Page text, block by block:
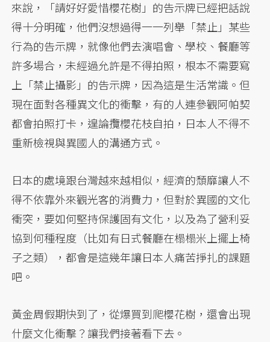
來說，「請好好愛惜櫻花樹」的告示牌已經把話說
得十分明確，他們沒想過得一一列舉「禁止」某些
行為的告示牌，就像他們去演唱會、學校、餐廳等
許多場合，未經過允許是不得拍照，根本不需要寫
上「禁止攝影」的告示牌，因為這是生活常識。但
現在面對各種異文化的衝擊，有的人連參觀阿帕契
都會拍照打卡，遑論攬櫻花枝自拍，日本人不得不
重新檢視與異國人的溝通方式。
日本的處境跟台灣越來越相似，經濟的頹靡讓人不
得不依靠外來觀光客的消費力，但對於異國的文化
衝突，要如何堅持保護固有文化，以及為了營利妥
協到何種程度（比如有日式餐廳在榻榻米上擺上椅
子之類），都會是這幾年讓日本人痛苦掙扎的課題
吧。
黃金周假期快到了，從爆買到爬櫻花樹，還會出現
什麼文化衝擊？讓我們接著看下去。